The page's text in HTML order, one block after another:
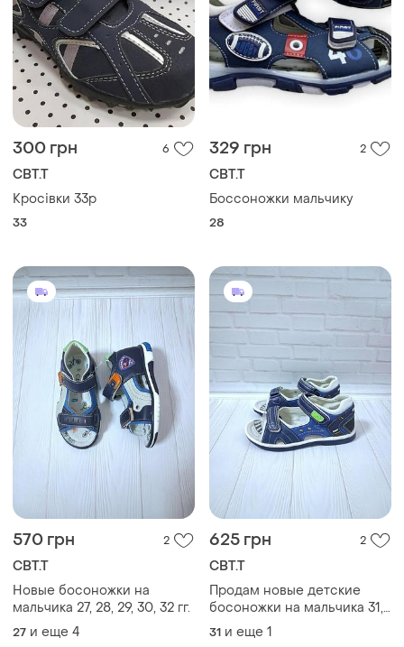
300 грн 6
СВТ.Т
Кросівки 33р
33
329 грн 2
СВТ.Т
Боссоножки мальчику
28
570 грн 2
СВТ.Т
Новые босоножки на
мальчика 27, 28, 29, 30, 32 гг.
27 и еще 4
625 грн 2
СВТ.Т
Продам новые детские
босоножки на мальчика 31,
32 гг.
31 и еще 1